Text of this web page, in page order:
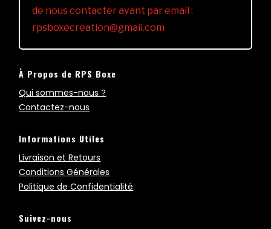
de nous contacter avant par email :
rpsboxecreation@gmail.com
À Propos de RPS Boxe
Qui sommes-nous ?
Contactez-nous
Informations Utiles
Livraison et Retours
Conditions Générales
Politique de Confidentialité
Suivez-nous